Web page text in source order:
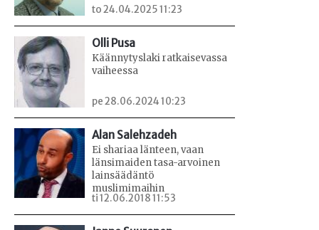
to 24.04.2025 11:23
Olli Pusa
Käännytyslaki ratkaisevassa
vaiheessa
pe 28.06.2024 10:23
Alan Salehzadeh
Ei shariaa länteen, vaan
länsimaiden tasa-arvoinen
lainsäädäntö
muslimimaihin
ti 12.06.2018 11:53